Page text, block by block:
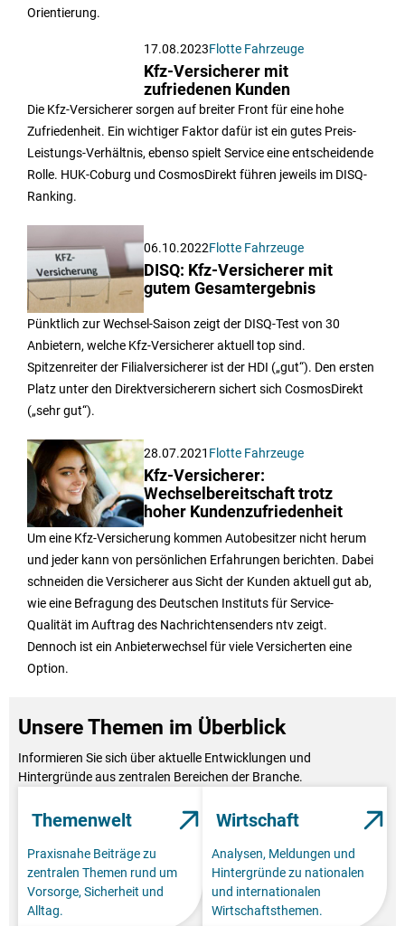
Orientierung.
17.08.2023Flotte Fahrzeuge
Kfz-Versicherer mit
zufriedenen Kunden
Die Kfz-Versicherer sorgen auf breiter Front für eine hohe
Zufriedenheit. Ein wichtiger Faktor dafür ist ein gutes Preis-
Leistungs-Verhältnis, ebenso spielt Service eine entscheidende
Rolle. HUK-Coburg und CosmosDirekt führen jeweils im DISQ-
Ranking.
06.10.2022Flotte Fahrzeuge
DISQ: Kfz-Versicherer mit
gutem Gesamtergebnis
Pünktlich zur Wechsel-Saison zeigt der DISQ-Test von 30
Anbietern, welche Kfz-Versicherer aktuell top sind.
Spitzenreiter der Filialversicherer ist der HDI („gut“). Den ersten
Platz unter den Direktversicherern sichert sich CosmosDirekt
(„sehr gut“).
28.07.2021 Flotte Fahrzeuge
Kfz-Versicherer:
Wechselbereitschaft trotz
hoher Kundenzufriedenheit
Um eine Kfz-Versicherung kommen Autobesitzer nicht herum
und jeder kann von persönlichen Erfahrungen berichten. Dabei
schneiden die Versicherer aus Sicht der Kunden aktuell gut ab,
wie eine Befragung des Deutschen Instituts für Service-
Qualität im Auftrag des Nachrichtensenders ntv zeigt.
Dennoch ist ein Anbieterwechsel für viele Versicherten eine
Option.
Unsere Themen im Überblick
Informieren Sie sich über aktuelle Entwicklungen und
Hintergründe aus zentralen Bereichen der Branche.
Themenwelt
Praxisnahe Beiträge zu
zentralen Themen rund um
Vorsorge, Sicherheit und
Alltag.
Wirtschaft
Analysen, Meldungen und
Hintergründe zu nationalen
und internationalen
Wirtschaftsthemen.